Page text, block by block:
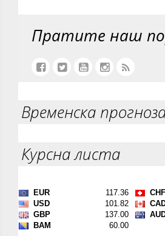
Пратите наш
Временска
Курсна листа